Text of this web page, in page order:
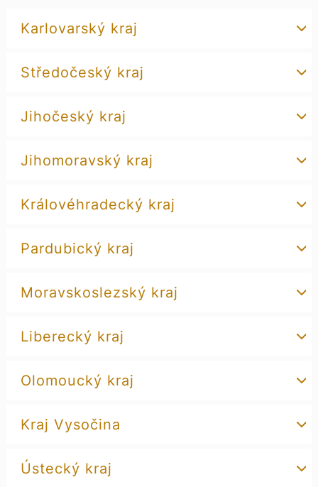
Karlovarský kraj
Středočeský kraj
Jihočeský kraj
Jihomoravský kraj
Královéhradecký kraj
Pardubický kraj
Moravskoslezský kraj
Liberecký kraj
Olomoucký kraj
Kraj Vysočina
Ústecký kraj